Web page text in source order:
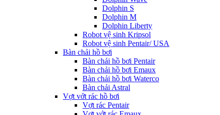
Dolphin S
Dolphin M
Dolphin Liberty
Robot vệ sinh Kripsol
Robot vệ sinh Pentair/ USA
Bàn chải hồ bơi
Bàn chải hồ bơi Pentair
Bàn chải hồ bơi Emaux
Bàn chải hồ bơi Waterco
Bàn chải Astral
Vợt vớt rác hồ bơi
Vợt rác Pentair